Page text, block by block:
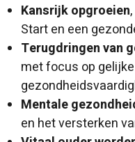
Kansrijk opgroeien
Start en een
Terugdringen van
met focus op
Mentale
en het versterken